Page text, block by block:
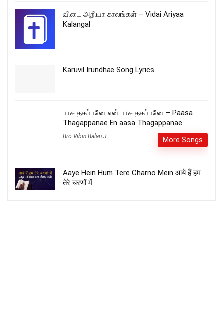
விடை அறியா காலங்கள் – Vidai Ariyaa
Kalangal
Karuvil Irundhae Song Lyrics
பாச தகப்பனே என் பாச தகப்பனே – Paasa
Thagappanae En aasa Thagappanae
Bro Vibin Balan J More Songs
Aaye Hein Hum Tere Charno Mein आये हैं हम
तेरे चरणों में